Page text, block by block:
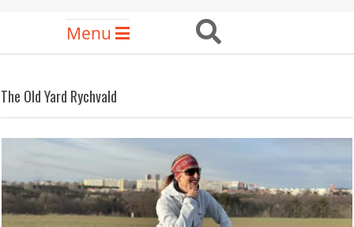
Secondary
Navigation
Menu Search
The Old Yard Rychvald